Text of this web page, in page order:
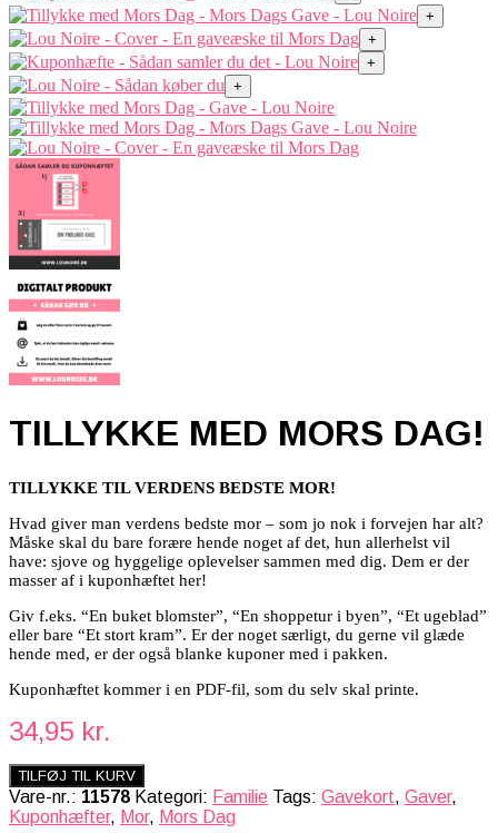
+
+
+
+
TILLYKKE MED MORS DAG!
TILLYKKE TIL VERDENS BEDSTE MOR!
Hvad giver man verdens bedste mor – som jo nok i forvejen har alt?
Måske skal du bare forære hende noget af det, hun allerhelst vil
have: sjove og hyggelige oplevelser sammen med dig. Dem er der
masser af i kuponhæftet her!
Giv f.eks. “En buket blomster”, “En shoppetur i byen”, “Et ugeblad”
eller bare “Et stort kram”. Er der noget særligt, du gerne vil glæde
hende med, er der også blanke kuponer med i pakken.
Kuponhæftet kommer i en PDF-fil, som du selv skal printe.
34,95 kr.
TILFØJ TIL KURV
Vare-nr.: 11578 Kategori: Familie Tags: Gavekort, Gaver,
Kuponhæfter, Mor, Mors Dag